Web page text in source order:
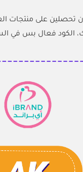
على منتجات
الكود فعال بس في